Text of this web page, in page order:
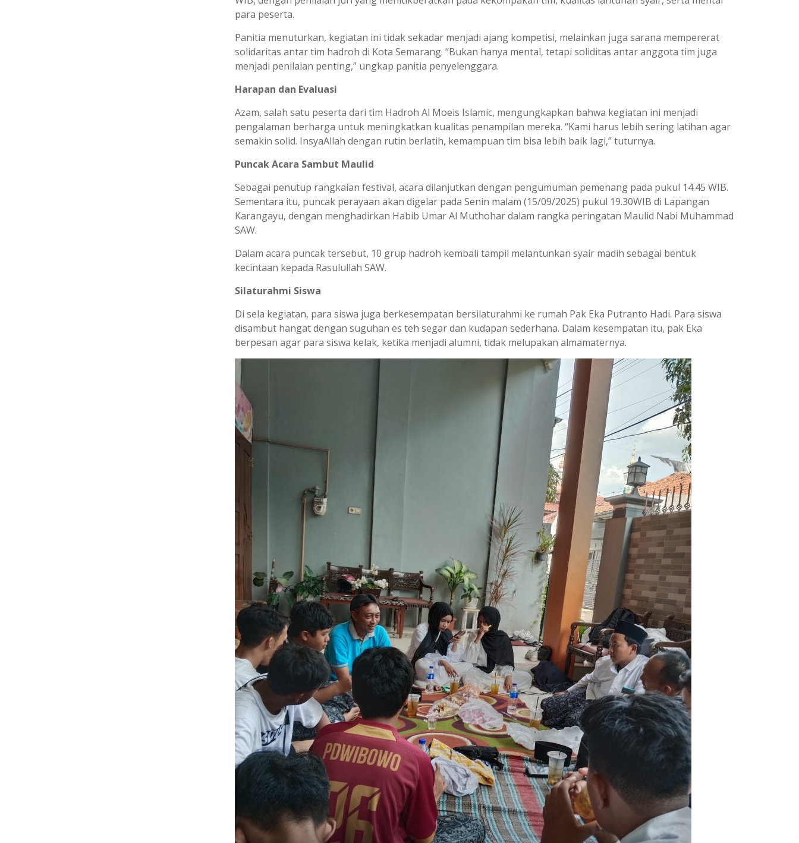
para peserta.
Panitia menuturkan, kegiatan ini tidak sekadar menjadi ajang kompetisi, melainkan juga sarana mempererat
solidaritas antar tim hadroh di Kota Semarang. “Bukan hanya mental, tetapi soliditas antar anggota tim juga
menjadi penilaian penting,” ungkap panitia penyelenggara.
Harapan dan Evaluasi
Azam, salah satu peserta dari tim Hadroh Al Moeis Islamic, mengungkapkan bahwa kegiatan ini menjadi
pengalaman berharga untuk meningkatkan kualitas penampilan mereka. “Kami harus lebih sering latihan agar
semakin solid. InsyaAllah dengan rutin berlatih, kemampuan tim bisa lebih baik lagi,” tuturnya.
Puncak Acara Sambut Maulid
Sebagai penutup rangkaian festival, acara dilanjutkan dengan pengumuman pemenang pada pukul 14.45 WIB.
Sementara itu, puncak perayaan akan digelar pada Senin malam (15/09/2025) pukul 19.30WIB di Lapangan
Karangayu, dengan menghadirkan Habib Umar Al Muthohar dalam rangka peringatan Maulid Nabi Muhammad
SAW.
Dalam acara puncak tersebut, 10 grup hadroh kembali tampil melantunkan syair madih sebagai bentuk
kecintaan kepada Rasulullah SAW.
Silaturahmi Siswa
Di sela kegiatan, para siswa juga berkesempatan bersilaturahmi ke rumah Pak Eka Putranto Hadi. Para siswa
disambut hangat dengan suguhan es teh segar dan kudapan sederhana. Dalam kesempatan itu, pak Eka
berpesan agar para siswa kelak, ketika menjadi alumni, tidak melupakan almamaternya.